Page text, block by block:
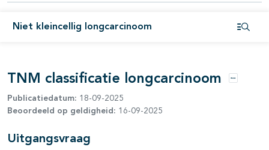
Niet kleincellig longcarcinoom
open- en dichtklappen
open- en dichtklappen
open- en dichtklappen
open- en dichtklappen
TNM classificatie longcarcinoom Opties
Publicatiedatum: 18-09-2025
Beoordeeld op geldigheid: 16-09-2025
Uitgangsvraag